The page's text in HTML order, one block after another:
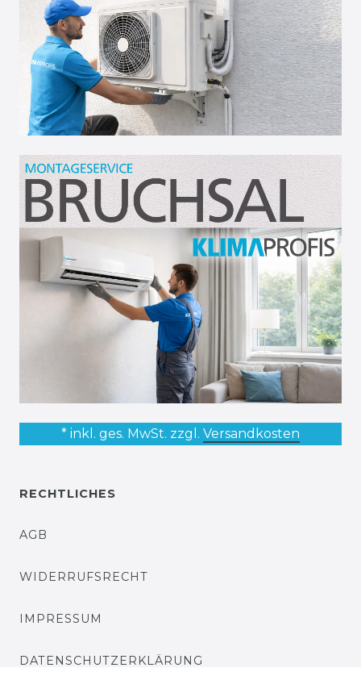
* inkl. ges. MwSt. zzgl. Versandkosten
RECHTLICHES
AGB
WIDERRUFSRECHT
IMPRESSUM
DATENSCHUTZERKLÄRUNG